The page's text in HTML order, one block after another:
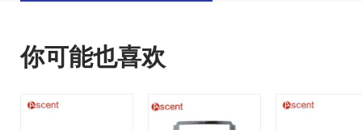
你可能也喜欢